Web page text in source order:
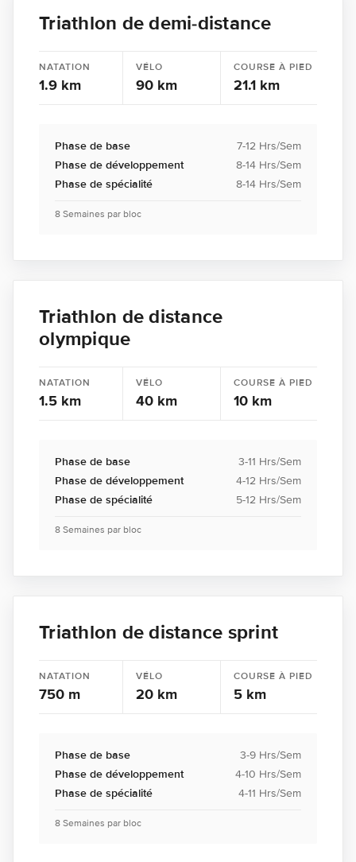
Triathlon de demi-distance
NATATION
1.9 km
VÉLO
90 km
COURSE À PIED
21.1 km
Phase de base
7-12 Hrs/Sem
Phase de développement
8-14 Hrs/Sem
Phase de spécialité
8-14 Hrs/Sem
8 Semaines par bloc
Triathlon de distance
olympique
NATATION
1.5 km
VÉLO
40 km
COURSE À PIED
10 km
Phase de base
3-11 Hrs/Sem
Phase de développement
4-12 Hrs/Sem
Phase de spécialité
5-12 Hrs/Sem
8 Semaines par bloc
Triathlon de distance sprint
NATATION
750 m
VÉLO
20 km
COURSE À PIED
5 km
Phase de base
3-9 Hrs/Sem
Phase de développement
4-10 Hrs/Sem
Phase de spécialité
4-11 Hrs/Sem
8 Semaines par bloc